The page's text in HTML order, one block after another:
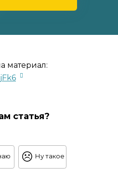
материал:
статья?
Ну такое